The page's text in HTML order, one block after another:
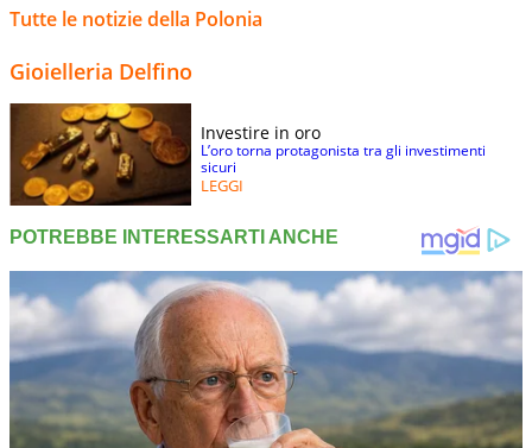
Tutte le notizie della Polonia
Gioielleria Delfino
Investire in oro
L’oro torna protagonista tra gli investimenti
sicuri
LEGGI